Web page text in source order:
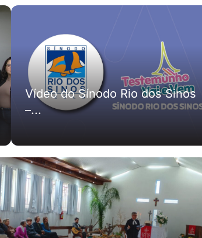
Vídeo do Sínodo Rio dos Sinos
–...